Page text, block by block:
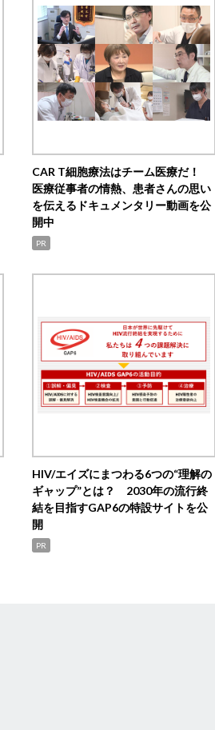
CAR T細胞療法はチーム医療だ！
医療従事者の情熱、患者さんの思い
を伝えるドキュメンタリー動画を公
開中
PR
HIV/エイズにまつわる6つの“理解の
ギャップ”とは？ 2030年の流行終
結を目指すGAP6の特設サイトを公
開
PR